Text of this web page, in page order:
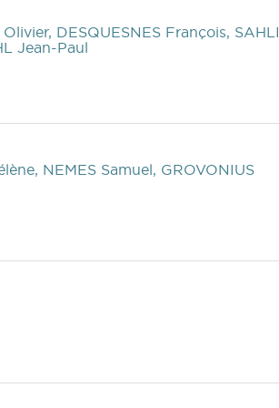
DESQUESNES François, SAHLI
Jean-Paul
NEMES Samuel, GROVONIUS